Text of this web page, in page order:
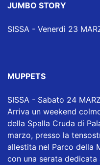
JUMBO STORY
SISSA - Venerdì 23
MUPPETS
SISSA - Sabato 24
Arriva un weekend
della Spalla Cruda di
marzo, presso la
allestita nel Parco della
con una serata dedicata